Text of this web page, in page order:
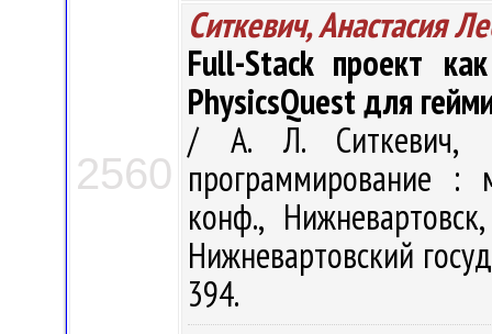
2560
Ситкевич, Анастасия
Full-Stack проект
PhysicsQuest для
/ А. Л. Ситкевич,
программирование :
конф.,
Нижневартовский
394.